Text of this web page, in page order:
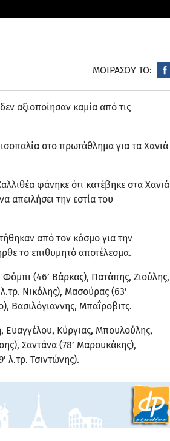
ΜΟΙΡΑΣΟΥ ΤΟ:
αξιοποίησαν καμία από τις
στο πρωτάθλημα για τα Χανιά
φάνηκε ότι κατέβηκε στα Χανιά
απειλήσει την εστία του
από τον κόσμο για την
το επιθυμητό αποτέλεσμα.
Φόμπι (46’ Βάρκας), Πατάπης, Ζιούλης,
Νικόλης), Μασούρας (63’
Βασιλόγιαννης, Μπαΐροβιτς.
Ευαγγέλου, Κύργιας, Μπουλούλης,
Σαντάνα (78’ Μαρουκάκης),
λ.τρ. Τσιντώνης).